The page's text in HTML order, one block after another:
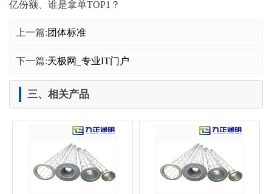
亿份额、谁是拿单TOP1？
上一篇:团体标准
下一篇:天极网_专业IT门户
三、相关产品